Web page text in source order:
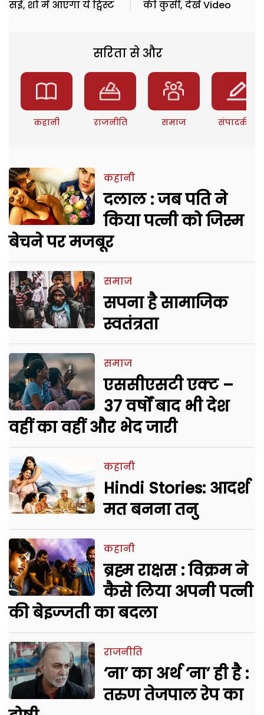
सई, शो में आएगा ये ट्विस्ट
की कुर्सी, देखें Video
सरिता से और
कहानी राजनीति समाज संपादकीय
कहानी
दलाल : जब पति ने
किया पत्नी को जिस्म
बेचने पर मजबूर
समाज
सपना है सामाजिक
स्वतंत्रता
समाज
एससीएसटी एक्ट –
37 वर्षों बाद भी देश
वहीं का वहीं और भेद जारी
कहानी
Hindi Stories: आदर्श
मत बनना तनु
कहानी
ब्रह्म राक्षस : विक्रम ने
कैसे लिया अपनी पत्नी
की बेइज्जती का बदला
राजनीति
‘ना’ का अर्थ ‘ना’ ही है :
तरुण तेजपाल रेप का